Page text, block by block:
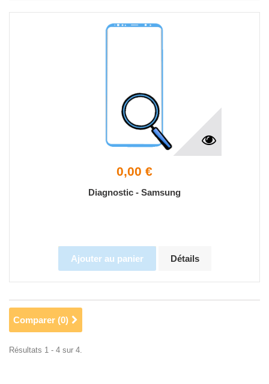
0,00 €
Diagnostic - Samsung
Ajouter au panier Détails
Comparer (0)
Résultats 1 - 4 sur 4.